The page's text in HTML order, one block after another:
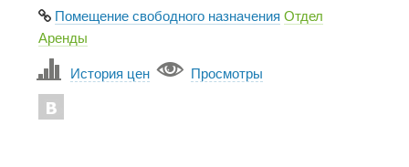
Помещение свободного назначения Отдел
Аренды
История цен Просмотры